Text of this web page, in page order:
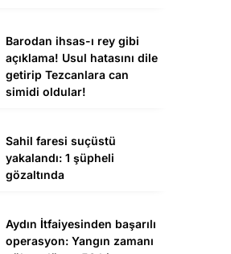
Barodan ihsas-ı rey gibi
açıklama! Usul hatasını dile
getirip Tezcanlara can
simidi oldular!
Sahil faresi suçüstü
yakalandı: 1 şüpheli
gözaltında
Aydın İtfaiyesinden başarılı
operasyon: Yangın zamanı